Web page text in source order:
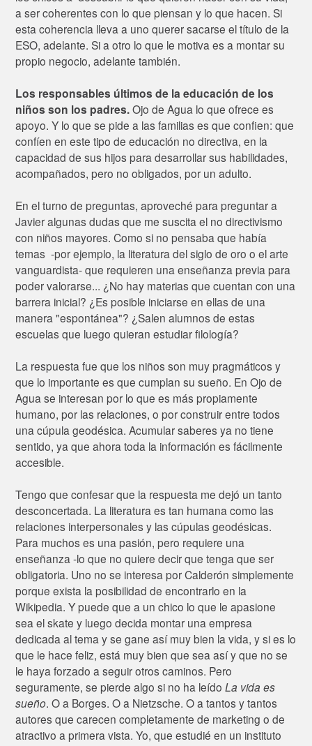
a ser coherentes con lo que piensan y lo que hacen. Si
esta coherencia lleva a uno querer sacarse el título de la
ESO, adelante. Si a otro lo que le motiva es a montar su
propio negocio, adelante también.
Los responsables últimos de la educación de los
niños son los padres.Ojo de Agua lo que ofrece es
apoyo. Y lo que se pide a las familias es que confien: que
confíen en este tipo de educación no directiva, en la
capacidad de sus hijos para desarrollar sus habilidades,
acompañados, pero no obligados, por un adulto.
En el turno de preguntas, aproveché para preguntar a
Javier algunas dudas que me suscita el no directivismo
con niños mayores. Como si no pensaba que había
temas -por ejemplo, la literatura del siglo de oro o el arte
vanguardista- que requieren una enseñanza previa para
poder valorarse... ¿No hay materias que cuentan con una
barrera inicial? ¿Es posible iniciarse en ellas de una
manera "espontánea"? ¿Salen alumnos de estas
escuelas que luego quieran estudiar filología?
La respuesta fue que los niños son muy pragmáticos y
que lo importante es que cumplan su sueño. En Ojo de
Agua se interesan por lo que es más propiamente
humano, por las relaciones, o por construir entre todos
una cúpula geodésica. Acumular saberes ya no tiene
sentido, ya que ahora toda la información es fácilmente
accesible.
Tengo que confesar que la respuesta me dejó un tanto
desconcertada. La literatura es tan humana como las
relaciones interpersonales y las cúpulas geodésicas.
Para muchos es una pasión, pero requiere una
enseñanza -lo que no quiere decir que tenga que ser
obligatoria. Uno no se interesa por Calderón simplemente
porque exista la posibilidad de encontrarlo en la
Wikipedia. Y puede que a un chico lo que le apasione
sea el skate y luego decida montar una empresa
dedicada al tema y se gane así muy bien la vida, y si es lo
que le hace feliz, está muy bien que sea así y que no se
le haya forzado a seguir otros caminos. Pero
seguramente, se pierde algo si no ha leídoLa vida es
sueño. O a Borges. O a Nietzsche. O a tantos y tantos
autores que carecen completamente de marketing o de
atractivo a primera vista. Yo, que estudié en un instituto